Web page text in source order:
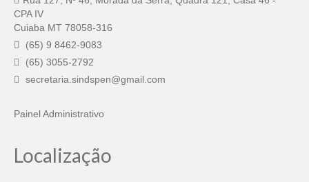
CPA IV
Cuiaba MT 78058-316
(65) 9 8462-9083
(65) 3055-2792
secretaria.sindspen@gmail.com
Painel Administrativo
Localização